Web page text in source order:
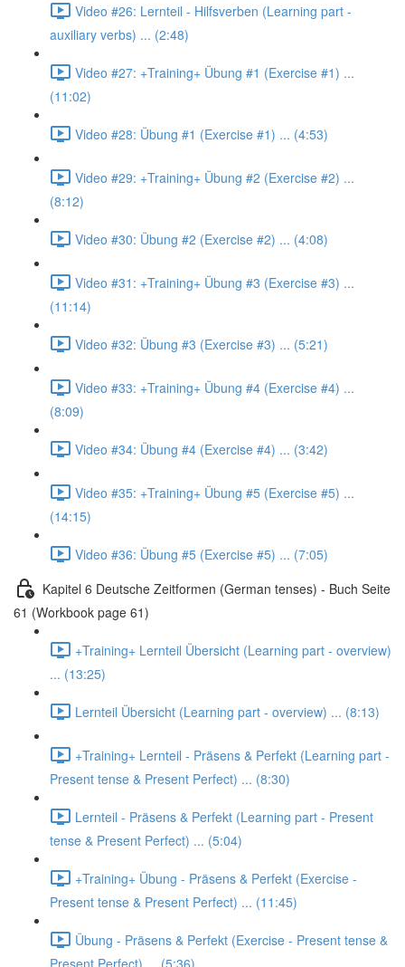
Video #26: Lernteil - Hilfsverben (Learning part -
auxiliary verbs) ... (2:48)
Video #27: +Training+ Übung #1 (Exercise #1) ...
(11:02)
Video #28: Übung #1 (Exercise #1) ... (4:53)
Video #29: +Training+ Übung #2 (Exercise #2) ...
(8:12)
Video #30: Übung #2 (Exercise #2) ... (4:08)
Video #31: +Training+ Übung #3 (Exercise #3) ...
(11:14)
Video #32: Übung #3 (Exercise #3) ... (5:21)
Video #33: +Training+ Übung #4 (Exercise #4) ...
(8:09)
Video #34: Übung #4 (Exercise #4) ... (3:42)
Video #35: +Training+ Übung #5 (Exercise #5) ...
(14:15)
Video #36: Übung #5 (Exercise #5) ... (7:05)
Kapitel 6 Deutsche Zeitformen (German tenses) - Buch Seite
61 (Workbook page 61)
+Training+ Lernteil Übersicht (Learning part - overview)
... (13:25)
Lernteil Übersicht (Learning part - overview) ... (8:13)
+Training+ Lernteil - Präsens & Perfekt (Learning part -
Present tense & Present Perfect) ... (8:30)
Lernteil - Präsens & Perfekt (Learning part - Present
tense & Present Perfect) ... (5:04)
+Training+ Übung - Präsens & Perfekt (Exercise -
Present tense & Present Perfect) ... (11:45)
Übung - Präsens & Perfekt (Exercise - Present tense &
Present Perfect) ... (5:36)